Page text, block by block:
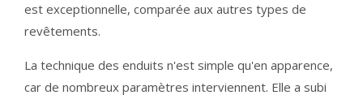
est exceptionnelle, comparée aux autres types de
revêtements.
La technique des enduits n'est simple qu'en apparence,
car de nombreux paramètres interviennent. Elle a subi